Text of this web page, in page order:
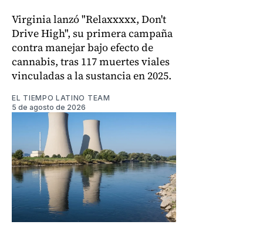
Virginia lanzó "Relaxxxxx, Don't
Drive High", su primera campaña
contra manejar bajo efecto de
cannabis, tras 117 muertes viales
vinculadas a la sustancia en 2025.
EL TIEMPO LATINO TEAM
5 de agosto de 2026